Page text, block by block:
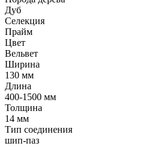
Дуб
Селекция
Прайм
Цвет
Вельвет
Ширина
130 мм
Длина
400-1500 мм
Толщина
14 мм
Тип соединения
шип-паз